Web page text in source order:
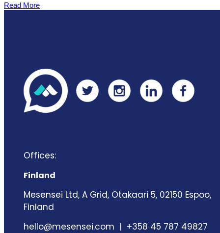
Read More
Offices:
Finland
Mesensei Ltd, A Grid, Otakaari 5, 02150 Espoo,
Finland
hello@mesensei.com | +358 45 787 49827